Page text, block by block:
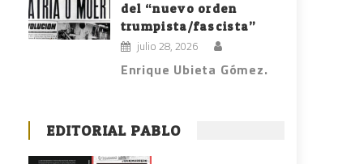
del “nuevo orden
trumpista/fascista”
julio 28, 2026
Enrique Ubieta Gómez.
EDITORIAL PABLO